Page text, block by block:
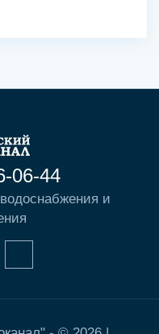
06-44
и